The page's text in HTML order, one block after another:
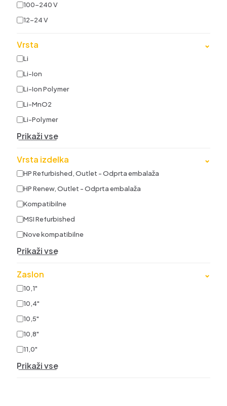
100-240 V
12-24 V
Vrsta ⌄
Li
Li-Ion
Li-Ion Polymer
Li-MnO2
Li-Polymer
Prikaži vse
Vrsta izdelka ⌄
HP Refurbished, Outlet - Odprta embalaža
HP Renew, Outlet - Odprta embalaža
Kompatibilne
MSI Refurbished
Nove kompatibilne
Prikaži vse
Zaslon ⌄
10,1"
10,4"
10,5"
10,8"
11,0"
Prikaži vse